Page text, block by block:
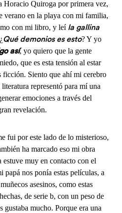
Horacio Quiroga por primera vez,
verano en la playa con mi familia,
con mi libro, y leí la gallina
Qué demonios es esto? Y yo
así, yo quiero que la gente
que es esta tensión al estar
ficción. Siento que ahí mi cerebro
representó para mí una
emociones a través del
revelación.
fui por este lado de lo misterioso,
ha marcado eso mi obra
muy en contacto con el
nos ponía estas películas, a
asesinos, como estas
de serie b, con un peso de
gustaba mucho. Porque era una